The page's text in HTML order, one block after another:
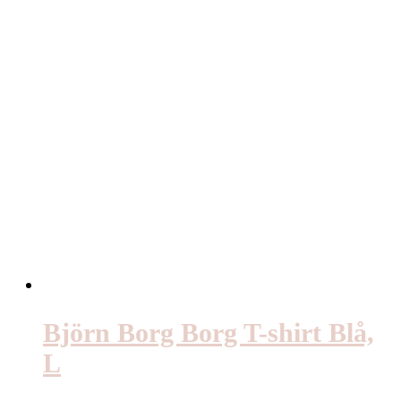
Björn Borg Borg T-shirt Blå,
L